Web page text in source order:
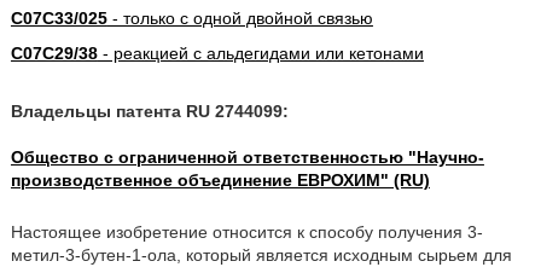
C07C33/025- только с одной двойной связью
C07C29/38- реакцией с альдегидами или кетонами
Владельцы патента RU 2744099:
Общество с ограниченной ответственностью "Научно-
производственное объединение ЕВРОХИМ" (RU)
Настоящее изобретение относится к способу получения 3-
метил-3-бутен-1-ола, который является исходным сырьем для